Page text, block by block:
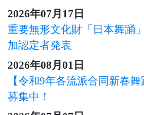
2026年07月17日
重要無形文化財「日本舞踊
加認定者発表
2026年08月01日
【令和9年各流派合同新春
募集中！